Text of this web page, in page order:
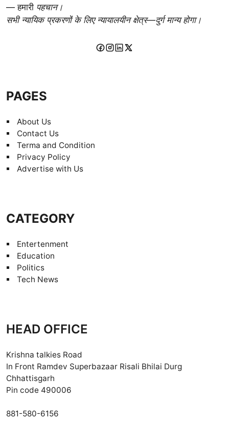
— हमारी पहचान।
सभी न्यायिक प्रकरणों के लिए न्यायालयीन क्षेत्र—दुर्ग मान्य होगा।
PAGES
About Us
Contact Us
Terma and Condition
Privacy Policy
Advertise with Us
CATEGORY
Entertenment
Education
Politics
Tech News
HEAD OFFICE
Krishna talkies Road
In Front Ramdev Superbazaar Risali Bhilai Durg
Chhattisgarh
Pin code 490006
881-580-6156